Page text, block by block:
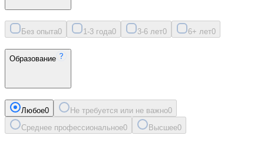
Без опыта0 1-3 года0 3-6 лет0 6+ лет0
Образование
Любое0 Не требуется или не важно0
Среднее профессиональное0 Высшее0